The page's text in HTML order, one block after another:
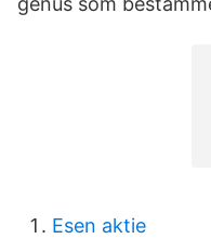
Esen aktie